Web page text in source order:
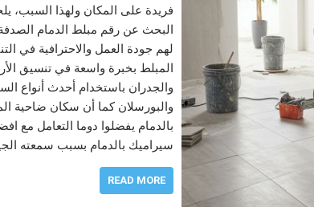
فريدة على المكان ولهذا السبب،
البحث عن رقم مبلط الدمام
لهم جودة العمل والاحترافية في
المبلط بخبرة واسعة في تنسيق
والجدران باستخدام أحدث أنواع
والبورسلان كما أن سكان ضاحية
بالدمام يفضلوا دوما التعامل مع
سيراميك بالدمام بسبب سمعته
READ MORE